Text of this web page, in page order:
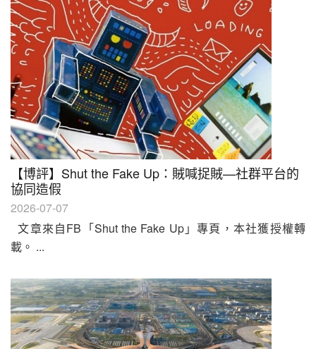
【博評】Shut the Fake Up：賊喊捉賊—社群平台的
協同造假
2026-07-07
文章來自FB「Shut the Fake Up」專頁，本社獲授權轉
載。 ...